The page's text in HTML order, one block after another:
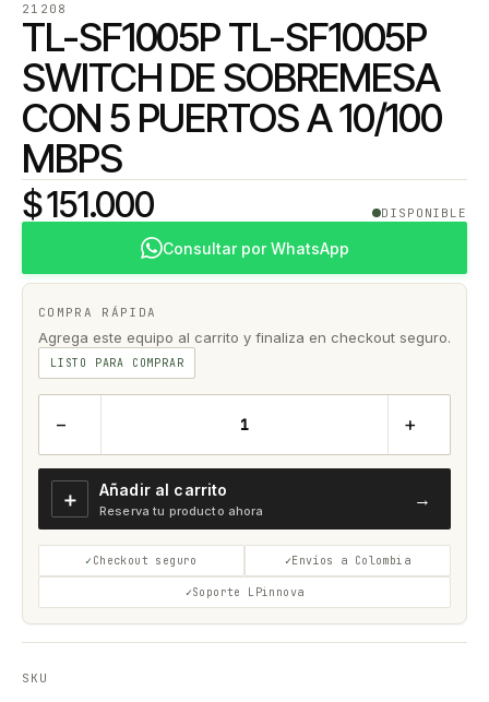
21208
TL-SF1005P TL-SF1005P
SWITCH DE SOBREMESA
CON 5 PUERTOS A 10/100
MBPS
$ 151.000 DISPONIBLE
Consultar por WhatsApp
COMPRA RÁPIDA
Agrega este equipo al carrito y finaliza en checkout seguro.
LISTO PARA COMPRAR
− +
＋ Añadir al carrito
Reserva tu producto ahora
→
Checkout seguro Envíos a Colombia
Soporte LPinnova
SKU